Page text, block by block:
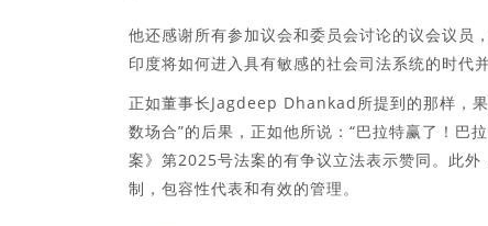
他还感谢所有参加议会和委员会讨论的议会议员
印度将如何进入具有敏感的社会司法系统的时代
正如董事长Jagdeep Dhankad所提到的那样，
数场合”的后果，正如他所说：“巴拉特赢了！巴
案》第2025号法案的有争议立法表示赞同。此
制，包容性代表和有效的管理。